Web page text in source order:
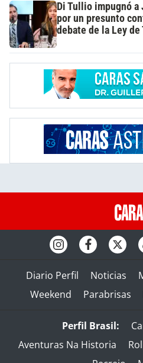
Di Tullio impugnó a
por un presunto
debate de la Ley de
Diario Perfil Noticias
Weekend
Parabrisas
Perfil Brasil:
Aventuras Na Historia